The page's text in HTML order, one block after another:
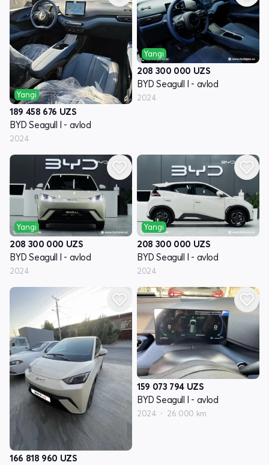
Yangi
189 458 676 UZS
BYD Seagull I - avlod
2024
Yangi
208 300 000 UZS
BYD Seagull I - avlod
2024
Yangi
208 300 000 UZS
BYD Seagull I - avlod
2024
Yangi
208 300 000 UZS
BYD Seagull I - avlod
2024
166 818 960 UZS
159 073 794 UZS
BYD Seagull I - avlod
2024 26 000 km